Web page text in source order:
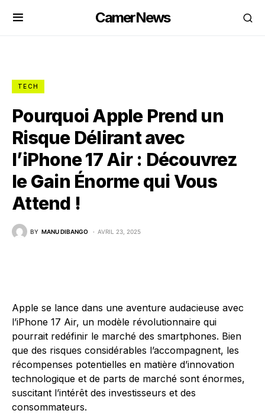
CamerNews
TECH
Pourquoi Apple Prend un
Risque Délirant avec
l’iPhone 17 Air : Découvrez
le Gain Énorme qui Vous
Attend !
BY MANU DIBANGO AVRIL 23, 2025
Apple se lance dans une aventure audacieuse avec
l’iPhone 17 Air, un modèle révolutionnaire qui
pourrait redéfinir le marché des smartphones. Bien
que des risques considérables l’accompagnent, les
récompenses potentielles en matière d’innovation
technologique et de parts de marché sont énormes,
suscitant l’intérêt des investisseurs et des
consommateurs.